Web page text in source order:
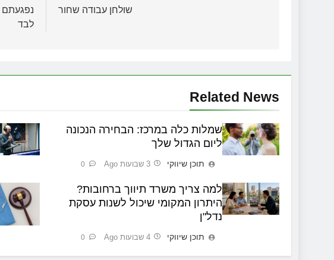
שולחן עבודה שחור
נפגעתם
לבד
Related News
שמלות כלה במרכז: הבחירה הנכונה
ליום הגדול שלך
תוכן שיווקי 3 שבועות Ago 0
למה צריך משרד תיווך ברחובות?
היתרון המקומי שיכול לשנות עסקת
נדל"ן
תוכן שיווקי 4 שבועות Ago 0